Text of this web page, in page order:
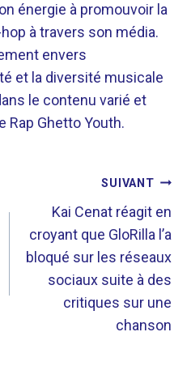
énergie à promouvoir la
à travers son média.
envers
et la diversité musicale
le contenu varié et
Rap Ghetto Youth.
SUIVANT
Kai Cenat réagit en
croyant que GloRilla l’a
bloqué sur les réseaux
sociaux suite à des
critiques sur une
chanson